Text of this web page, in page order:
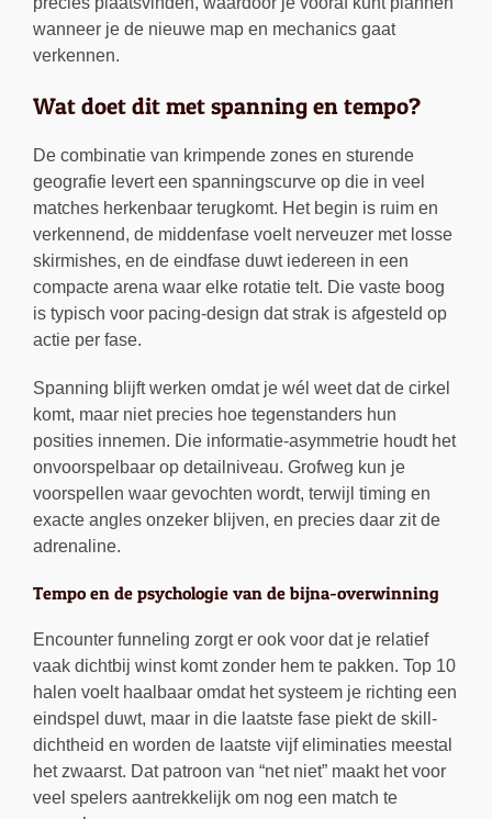
wanneer je de nieuwe map en mechanics gaat
verkennen.
Wat doet dit met spanning en tempo?
De combinatie van krimpende zones en sturende
geografie levert een spanningscurve op die in veel
matches herkenbaar terugkomt. Het begin is ruim en
verkennend, de middenfase voelt nerveuzer met losse
skirmishes, en de eindfase duwt iedereen in een
compacte arena waar elke rotatie telt. Die vaste boog
is typisch voor pacing-design dat strak is afgesteld op
actie per fase.
Spanning blijft werken omdat je wél weet dat de cirkel
komt, maar niet precies hoe tegenstanders hun
posities innemen. Die informatie-asymmetrie houdt het
onvoorspelbaar op detailniveau. Grofweg kun je
voorspellen waar gevochten wordt, terwijl timing en
exacte angles onzeker blijven, en precies daar zit de
adrenaline.
Tempo en de psychologie van de bijna-overwinning
Encounter funneling zorgt er ook voor dat je relatief
vaak dichtbij winst komt zonder hem te pakken. Top 10
halen voelt haalbaar omdat het systeem je richting een
eindspel duwt, maar in die laatste fase piekt de skill-
dichtheid en worden de laatste vijf eliminaties meestal
het zwaarst. Dat patroon van “net niet” maakt het voor
veel spelers aantrekkelijk om nog een match te